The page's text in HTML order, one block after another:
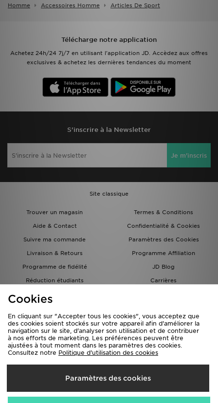
Homme Accessoires Homme Articles De Sport
Télécharge notre application
Achetez 24h/24 7j/7 en utilisant l'application JD. Accèdez aux offres
exclusives & achetez les dernières tendances du moment
S'inscrire à la Newsletter
Je m'inscris
Site classique
Trouver un magasin
Termes & Conditions
Aide & Contact
Confidentialité & Cookies
Suivre ma commande
Paramètres des Cookies
Livraison & Retours
Programme Affiliation
Programme de fidélité
JD Blog
Réduction étudiants
Carrières
Carte Cadeau
Livraison Vers
France
Cookies
En cliquant sur "Accepter tous les cookies", vous acceptez que
des cookies soient stockés sur votre appareil afin d'améliorer la
navigation sur le site, d'analyser son utilisation et de contribuer
à nos efforts de marketing. Les préférences peuvent être
ajustées à tout moment dans les paramètres des cookies.
Consultez notre Politique d'utilisation des cookies
Paramètres des cookies